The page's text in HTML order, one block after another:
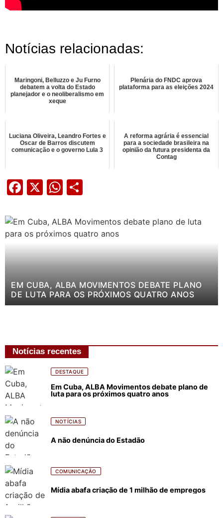
Notícias relacionadas:
Maringoni, Belluzzo e Ju Furno
debatem a volta do Estado
planejador e o neoliberalismo em
xeque
Plenária do FNDC aprova
plataforma para as eleições 2024
Luciana Oliveira, Leandro Fortes e
Oscar de Barros discutem
comunicação e o governo Lula 3
A reforma agrária é essencial
para a sociedade brasileira na
opinião da futura presidenta da
Contag
Facebook
X WhatsApp
EM CUBA, ALBA MOVIMENTOS DEBATE PLANO
DE LUTA PARA OS PRÓXIMOS QUATRO ANOS
Notícias recentes
DESTAQUE
Em Cuba, ALBA Movimentos debate plano de
luta para os próximos quatro anos
NOTÍCIAS
A não denúncia do Estadão
COMUNICAÇÃO
Mídia abafa criação de 1 milhão de empregos